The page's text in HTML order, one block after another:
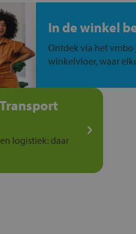
In de winkel
Ontdek via het
winkelvloer, waar
logistiek: daar